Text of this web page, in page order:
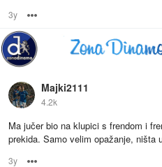
3y
Majki2111
4.2k
Ma jučer bio na klupici s frendom i
prekida. Samo velim opažanje, ništa
3y